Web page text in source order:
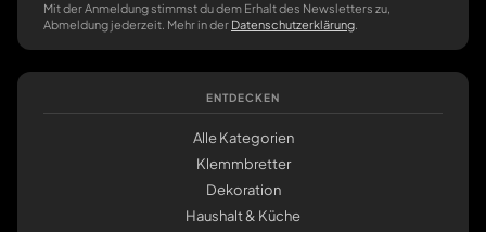
Mit der Anmeldung stimmst du dem Erhalt des Newsletters zu,
Abmeldung jederzeit. Mehr in der Datenschutzerklärung
ENTDECKEN
Alle Kategorien
Klemmbretter
Dekoration
Haushalt & Küche